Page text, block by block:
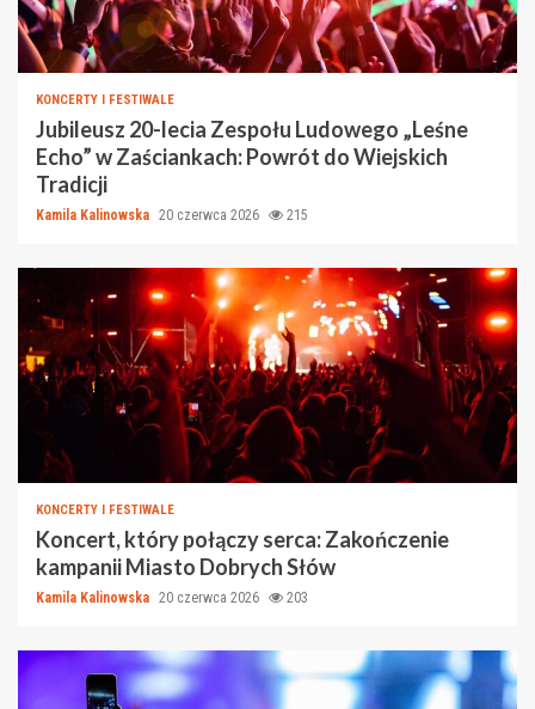
KONCERTY I FESTIWALE
Jubileusz 20-lecia Zespołu Ludowego „Leśne
Echo” w Zaściankach: Powrót do Wiejskich
Tradicji
Kamila Kalinowska 20 czerwca 2026 215
KONCERTY I FESTIWALE
Koncert, który połączy serca: Zakończenie
kampanii Miasto Dobrych Słów
Kamila Kalinowska 20 czerwca 2026 203